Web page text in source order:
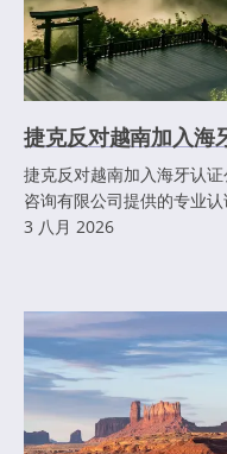
捷克反对越南加入海
捷克反对越南加入海牙认
咨询有限公司提供的专业认
3 八月 2026